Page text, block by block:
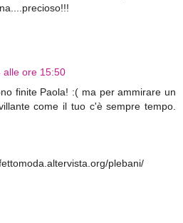
alle ore 15:50
finite Paola! :( ma per ammirare un
come il tuo c'è sempre tempo.
plebani/